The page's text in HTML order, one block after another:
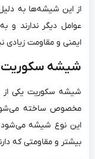
از این شیشه‌ها به
عوامل دیگر ندارند و
ایمنی و مقاومت زیادی
شیشه
شیشه سکوریت یکی
مخصوص ساخته
این نوع شیشه
بیشتر و مقاومتی که